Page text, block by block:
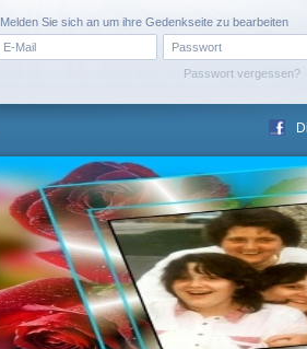
Passwort vergessen?
Melden Sie sich an um ihre Gedenkseite zu bearbeiten